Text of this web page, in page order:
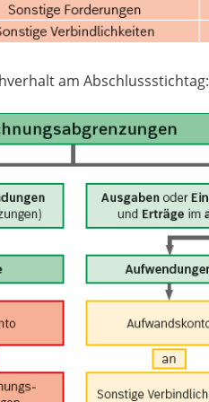
am Abschlussstichtag: